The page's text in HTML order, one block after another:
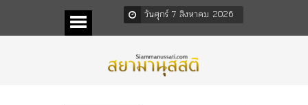
วันศุกร์ 7 สิงหาคม 2026